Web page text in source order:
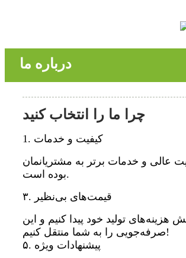
درباره ما
چرا ما را انتخاب کنید
1. کیفیت و خدمات
عالی و خدمات برتر به مشتریانمان
بوده است.
۳. قیمت‌های بی‌نظیر
هزینه‌های تولید خود پیدا کنیم و این
صرفه‌جویی را به شما منتقل کنیم!
۵. پیشنهادات ویژه